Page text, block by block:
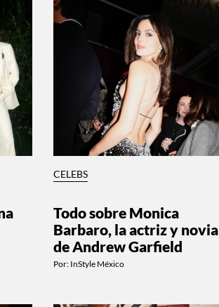
CELEBS
Todo sobre Monica
Barbaro, la actriz y novia
de Andrew Garfield
Por: InStyle México